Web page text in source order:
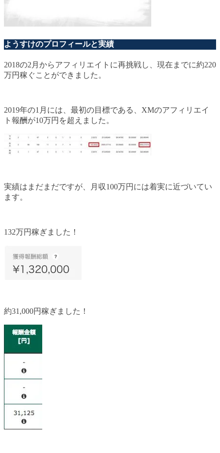
ようすけのプロフィールと実績
2018の2月からアフィリエイトに再挑戦し、現在までに約220
万円稼ぐことができました。
2019年の1月には、最初の目標である、XMのアフィリエイ
ト報酬が10万円を超えました。
実績はまだまだですが、月収100万円には着実に近づいてい
ます。
132万円稼ぎました！
約31,000円稼ぎました！